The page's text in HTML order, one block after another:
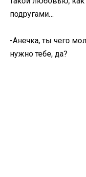
подругами…
-Анечка, ты чего
нужно тебе, да?